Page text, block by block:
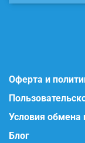
Оферта и
Условия обмена
Блог